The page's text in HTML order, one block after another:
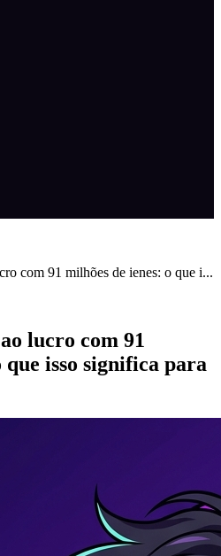
com 91 milhões de ienes: o que i...
lucro com 91
que isso significa para